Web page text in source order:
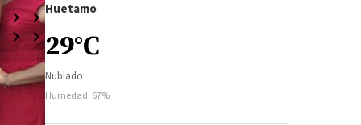
Huetamo
29°C
Nublado
Humedad: 67%